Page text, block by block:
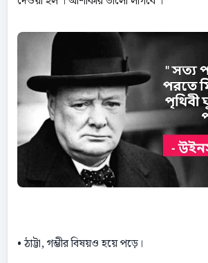
• ঠাট্টা, গম্ভীর বিষয়ও হয়ে পড়ে।